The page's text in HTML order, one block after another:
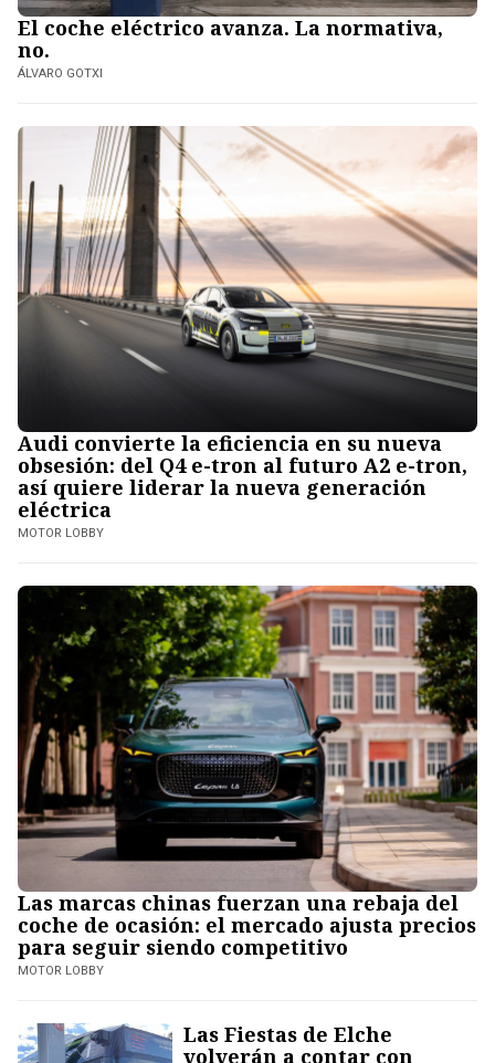
El coche eléctrico avanza. La normativa,
no.
ÁLVARO GOTXI
Audi convierte la eficiencia en su nueva
obsesión: del Q4 e-tron al futuro A2 e-tron,
así quiere liderar la nueva generación
eléctrica
MOTOR LOBBY
Las marcas chinas fuerzan una rebaja del
coche de ocasión: el mercado ajusta precios
para seguir siendo competitivo
MOTOR LOBBY
Las Fiestas de Elche
volverán a contar con